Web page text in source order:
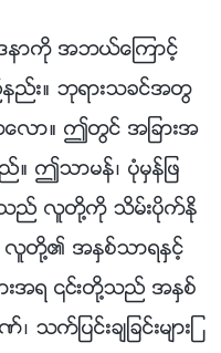
ာကို အဘယ္ေၾကာင့္
း။ ဘုရားသခင္အတြ
ာ။ ဤတြင္ အျခားအ
။ ဤသာမန္၊ ပုံမွန္ျဖ
သည္ လူတို႔ကို သိမ္းပိုက္ႏို
လူတို႔၏ အႏွစ္သာရႏွင့္
ားအရ ၎တို႔သည္ အႏွစ္
သက္ျပင္းခ်ျခင္းမ်ားျ